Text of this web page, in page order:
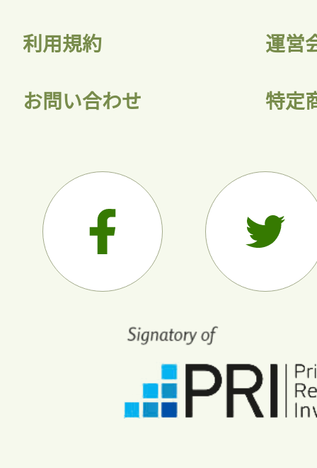
利用規約 運営
お問い合わせ 特定